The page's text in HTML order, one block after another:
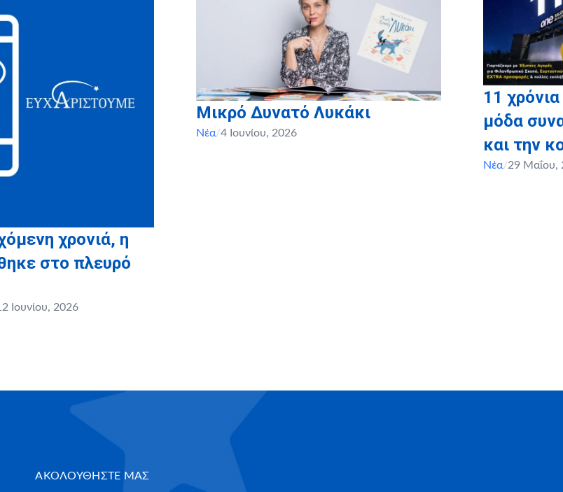
χρονιά, η
στο πλευρό
Ιουνίου, 2026
Μικρό Δυνατό Λυκάκι
Νέα/4 Ιουνίου, 2026
11
μόδα
και την
Νέα/29 Μαΐου,
ΑΚΟΛΟΥΘΗΣΤΕ ΜΑΣ